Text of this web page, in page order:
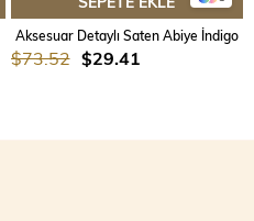
Aksesuar Detaylı Saten Abiye İndigo
$29.41
$73.52